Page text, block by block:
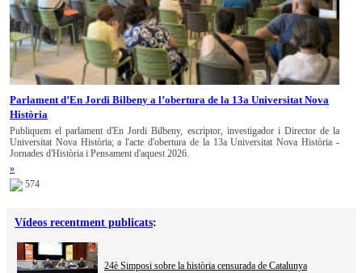
Parlament d’En Jordi Bilbeny a l’obertura de la 13a Universitat Nova
Història
Publiquem el parlament d'En Jordi Bilbeny, escriptor, investigador i Director de la
Universitat Nova Història; a l'acte d'obertura de la 13a Universitat Nova Història -
Jornades d'Història i Pensament d'aquest 2026.
»
574
Vídeos recentment publicats:
24è Simposi sobre la història censurada de Catalunya